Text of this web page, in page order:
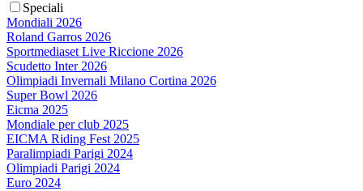
Speciali
Mondiali 2026
Roland Garros 2026
Sportmediaset Live Riccione 2026
Scudetto Inter 2026
Olimpiadi Invernali Milano Cortina 2026
Super Bowl 2026
Eicma 2025
Mondiale per club 2025
EICMA Riding Fest 2025
Paralimpiadi Parigi 2024
Olimpiadi Parigi 2024
Euro 2024